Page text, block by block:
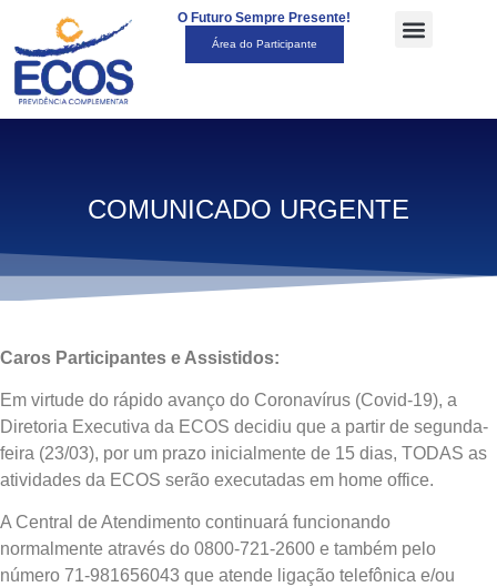
O Futuro Sempre Presente!
Área do Participante
COMUNICADO URGENTE
Caros Participantes e Assistidos:
Em virtude do rápido avanço do Coronavírus (Covid-19), a
Diretoria Executiva da ECOS decidiu que a partir de segunda-
feira (23/03), por um prazo inicialmente de 15 dias, TODAS as
atividades da ECOS serão executadas em home office.
A Central de Atendimento continuará funcionando
normalmente através do 0800-721-2600 e também pelo
número 71-981656043 que atende ligação telefônica e/ou